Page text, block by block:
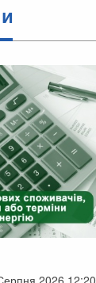
2026 12:20